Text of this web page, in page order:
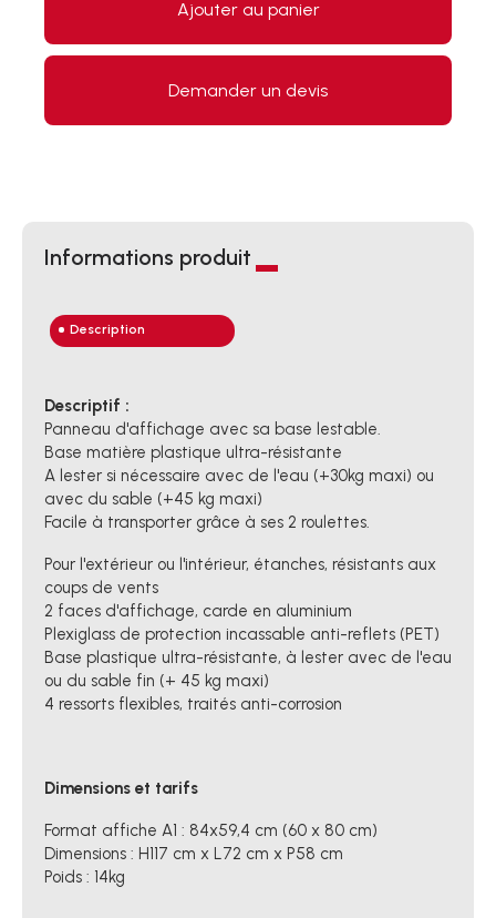
Ajouter au panier
Demander un devis
Informations produit
Description
Descriptif :
Panneau d'affichage avec sa base lestable.
Base matière plastique ultra-résistante
A lester si nécessaire avec de l'eau (+30kg maxi) ou
avec du sable (+45 kg maxi)
Facile à transporter grâce à ses 2 roulettes.
Pour l'extérieur ou l'intérieur, étanches, résistants aux
coups de vents
2 faces d'affichage, carde en aluminium
Plexiglass de protection incassable anti-reflets (PET)
Base plastique ultra-résistante, à lester avec de l'eau
ou du sable fin (+ 45 kg maxi)
4 ressorts flexibles, traités anti-corrosion
Dimensions et tarifs
Format affiche A1 : 84x59,4 cm (60 x 80 cm)
Dimensions : H117 cm x L72 cm x P58 cm
Poids : 14kg